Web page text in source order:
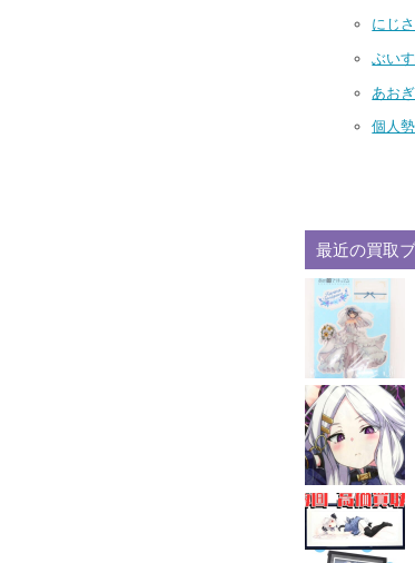
にじ
ぶい
あお
個人
最近の買取